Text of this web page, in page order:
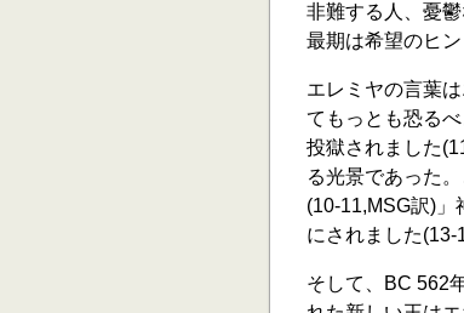
非難する人、憂
最期は希望のヒ
エレミヤの言葉
てもっとも恐る
投獄されました
る光景であった
(10-11,MSG訳)
にされました(13-
そして、BC 562